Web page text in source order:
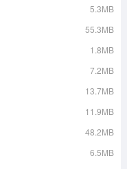
5.3MB
55.3MB
1.8MB
7.2MB
13.7MB
11.9MB
48.2MB
6.5MB